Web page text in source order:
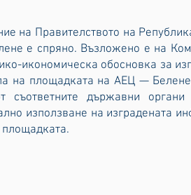
на Правителството на
е спряно. Възложено е на
икономическа обосновка за
на площадката на АЕЦ —
съответните държавни
използване на изградената
площадката.